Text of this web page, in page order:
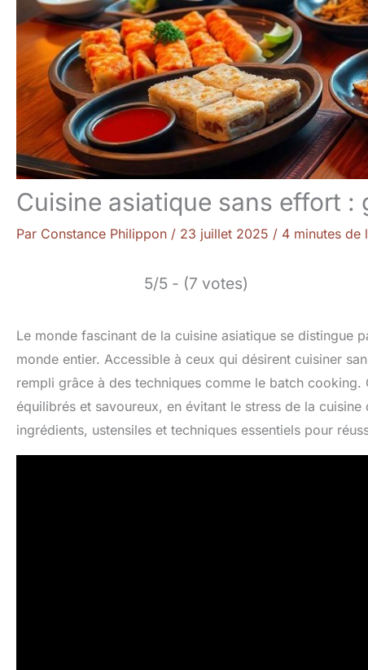
Cuisine asiatique sans effort :
Par Constance Philippon / 23 juillet 2025 / 4 minutes de
5/5 - (7 votes)
Le monde fascinant de la cuisine asiatique se distingue
monde entier. Accessible à ceux qui désirent cuisiner
rempli grâce à des techniques comme le batch
équilibrés et savoureux, en évitant le stress de la
ingrédients, ustensiles et techniques essentiels pour